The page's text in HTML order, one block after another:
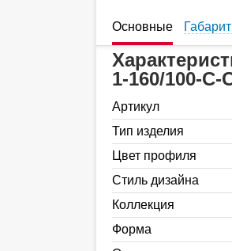
Основные
1-160/100-C-
Артикул
Тип изделия
Цвет профиля
Стиль дизайна
Коллекция
Форма